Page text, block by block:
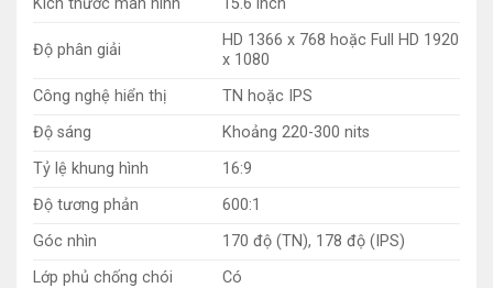
Độ phân giải
HD 1366 x 768 hoặc Full HD 1920
x 1080
Công nghệ hiển thị
TN hoặc IPS
Độ sáng
Khoảng 220-300 nits
Tỷ lệ khung hình
16:9
Độ tương phản
600:1
Góc nhìn
170 độ (TN), 178 độ (IPS)
Lớp phủ chống chói
Có